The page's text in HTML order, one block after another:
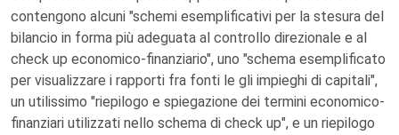
contengono alcuni "schemi esemplificativi per la stesura del
bilancio in forma più adeguata al controllo direzionale e al
check up economico-finanziario", uno "schema esemplificato
per visualizzare i rapporti fra fonti le gli impieghi di capitali",
un utilissimo "riepilogo e spiegazione dei termini economico-
finanziari utilizzati nello schema di check up", e un riepilogo